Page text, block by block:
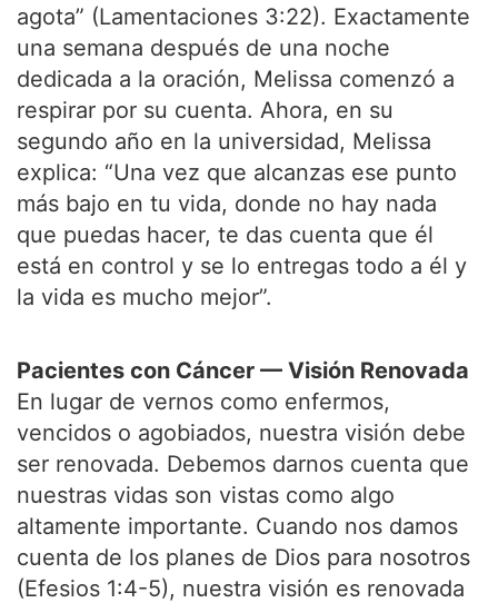
agota” (Lamentaciones 3:22). Exactamente
una semana después de una noche
dedicada a la oración, Melissa comenzó a
respirar por su cuenta. Ahora, en su
segundo año en la universidad, Melissa
explica: “Una vez que alcanzas ese punto
más bajo en tu vida, donde no hay nada
que puedas hacer, te das cuenta que él
está en control y se lo entregas todo a él y
la vida es mucho mejor”.
Pacientes con Cáncer — Visión Renovada
En lugar de vernos como enfermos,
vencidos o agobiados, nuestra visión debe
ser renovada. Debemos darnos cuenta que
nuestras vidas son vistas como algo
altamente importante. Cuando nos damos
cuenta de los planes de Dios para nosotros
(Efesios 1:4-5), nuestra visión es renovada